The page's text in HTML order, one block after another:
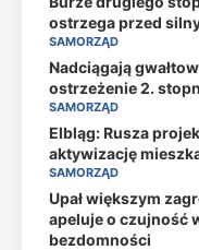
ostrzega przed
SAMORZĄD
Nadciągają
ostrzeżenie 2.
SAMORZĄD
Elbląg: Rusza
aktywizację
SAMORZĄD
Upał większym
apeluje o czujność
bezdomności